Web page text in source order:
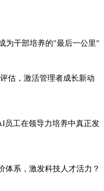
为干部培养的"最后一公里"
估，激活管理者成长新动
员工在领导力培养中真正发
体系，激发科技人才活力？